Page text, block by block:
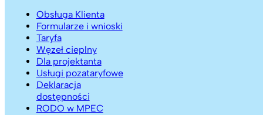
Obsługa Klienta
Formularze i wnioski
Taryfa
Węzeł cieplny
Dla projektanta
Usługi pozataryfowe
Deklaracja
dostępności
RODO w MPEC